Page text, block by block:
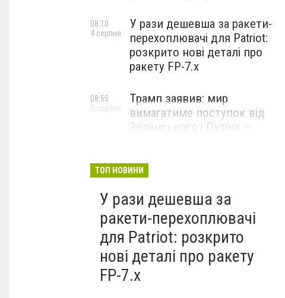
У рази дешевша за ракети-
перехоплювачі для Patriot:
розкрито нові деталі про
ракету FP-7.x
08:10
4 серпня
Трамп заявив: мир
вимагатиме поступок від
Зеленського і Путіна —
08:55
2 серпня
ТОП НОВИНИ
У рази дешевша за
ракети-перехоплювачі
для Patriot: розкрито
нові деталі про ракету
FP-7.x